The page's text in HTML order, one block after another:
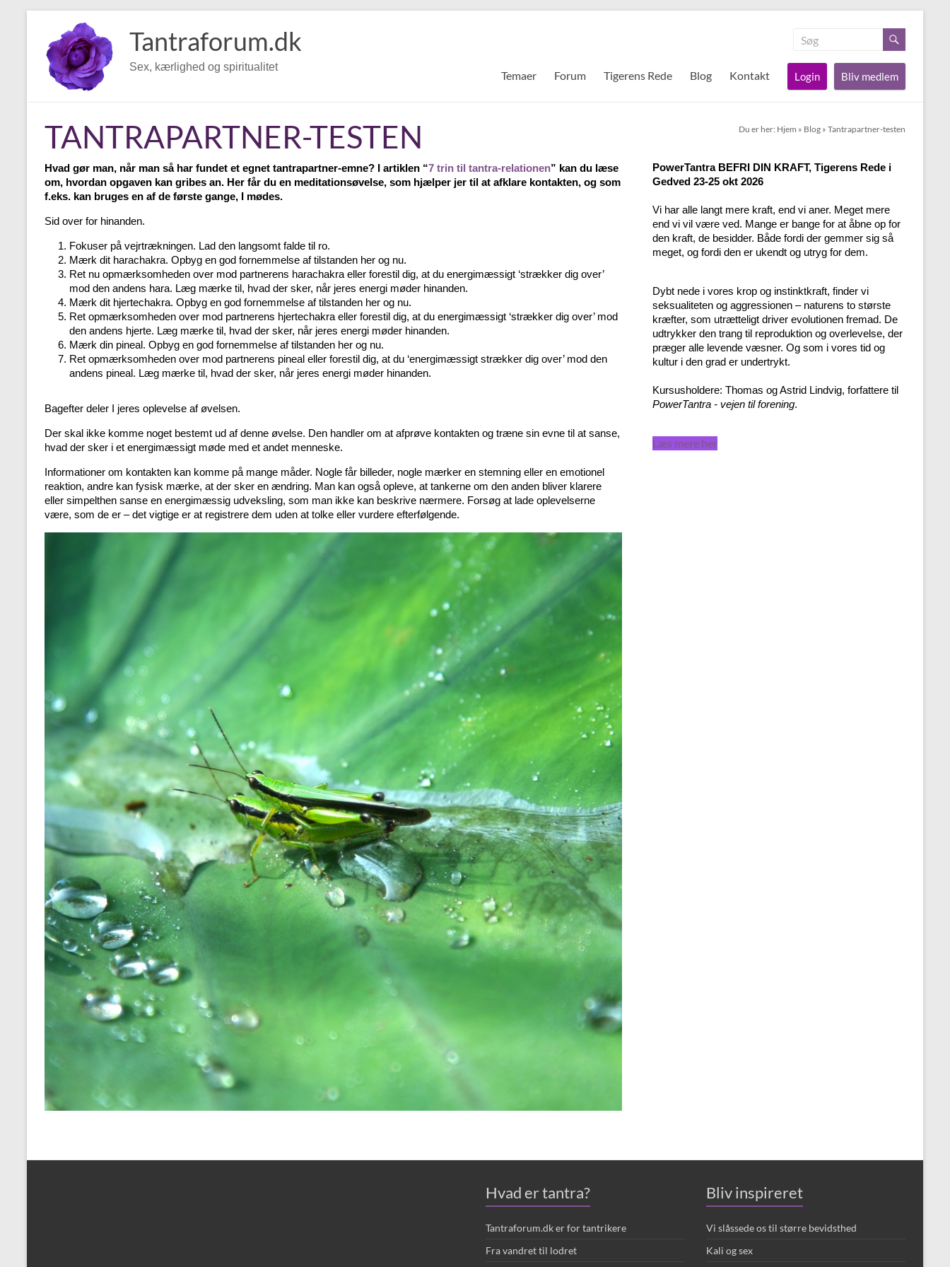
content
Tantraforum.dk
Sex, kærlighed og spiritualitet
Temaer Forum Tigerens Rede Blog Kontakt Login Bliv medlem
TANTRAPARTNER-TESTEN Du er her: Hjem » Blog » Tantrapartner-testen
Hvad gør man, når man så har fundet et egnet tantrapartner-emne? I artiklen “7 trin til tantra-relationen” kan du læse
om, hvordan opgaven kan gribes an. Her får du en meditationsøvelse, som hjælper jer til at afklare kontakten, og som
f.eks. kan bruges en af de første gange, I mødes.
Sid over for hinanden.
Fokuser på vejrtrækningen. Lad den langsomt falde til ro.
Mærk dit harachakra. Opbyg en god fornemmelse af tilstanden her og nu.
Ret nu opmærksomheden over mod partnerens harachakra eller forestil dig, at du energimæssigt ‘strækker dig over’
mod den andens hara. Læg mærke til, hvad der sker, når jeres energi møder hinanden.
Mærk dit hjertechakra. Opbyg en god fornemmelse af tilstanden her og nu.
Ret opmærksomheden over mod partnerens hjertechakra eller forestil dig, at du energimæssigt ‘strækker dig over’ mod
den andens hjerte. Læg mærke til, hvad der sker, når jeres energi møder hinanden.
Mærk din pineal. Opbyg en god fornemmelse af tilstanden her og nu.
Ret opmærksomheden over mod partnerens pineal eller forestil dig, at du ‘energimæssigt strækker dig over’ mod den
andens pineal. Læg mærke til, hvad der sker, når jeres energi møder hinanden.
Bagefter deler I jeres oplevelse af øvelsen.
Der skal ikke komme noget bestemt ud af denne øvelse. Den handler om at afprøve kontakten og træne sin evne til at sanse,
hvad der sker i et energimæssigt møde med et andet menneske.
Informationer om kontakten kan komme på mange måder. Nogle får billeder, nogle mærker en stemning eller en emotionel
reaktion, andre kan fysisk mærke, at der sker en ændring. Man kan også opleve, at tankerne om den anden bliver klarere
eller simpelthen sanse en energimæssig udveksling, som man ikke kan beskrive nærmere. Forsøg at lade oplevelserne
være, som de er – det vigtige er at registrere dem uden at tolke eller vurdere efterfølgende.
PowerTantra BEFRI DIN KRAFT, Tigerens Rede i
Gedved 23-25 okt 2026
Vi har alle langt mere kraft, end vi aner. Meget mere
end vi vil være ved. Mange er bange for at åbne op for
den kraft, de besidder. Både fordi der gemmer sig så
meget, og fordi den er ukendt og utryg for dem.
Dybt nede i vores krop og instinktkraft, finder vi
seksualiteten og aggressionen – naturens to største
kræfter, som utrætteligt driver evolutionen fremad. De
udtrykker den trang til reproduktion og overlevelse, der
præger alle levende væsner. Og som i vores tid og
kultur i den grad er undertrykt.
Kursusholdere: Thomas og Astrid Lindvig, forfattere til
PowerTantra - vejen til forening.
Læs mere her
Hvad er tantra?
Tantraforum.dk er for tantrikere
Fra vandret til lodret
Bliv inspireret
Vi slåssede os til større bevidsthed
Kali og sex